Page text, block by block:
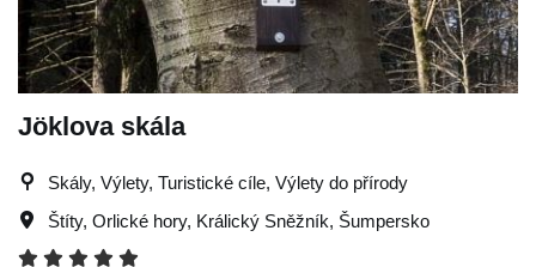
Jöklova skála
Skály, Výlety, Turistické cíle, Výlety do přírody
Štíty, Orlické hory, Králický Sněžník, Šumpersko